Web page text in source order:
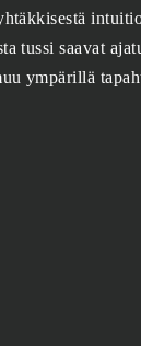
tussi saavat
ympärillä